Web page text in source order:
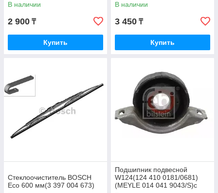
В наличии
2 900 ₸
Купить
В наличии
3 450 ₸
Купить
Стеклоочиститель BOSCH
Eco 600 мм(3 397 004 673)
Подшипник подвесной
W124(124 410 0181/0681)
(MEYLE 014 041 9043/S)с